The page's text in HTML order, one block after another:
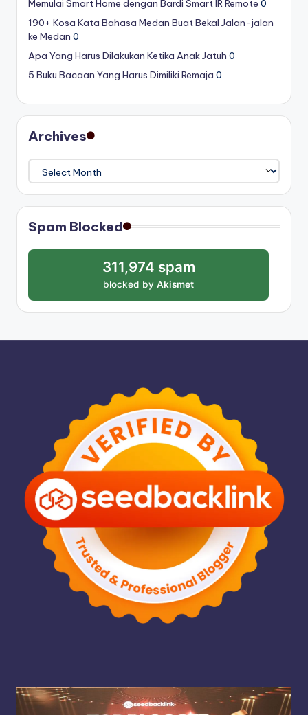
Memulai Smart Home dengan Bardi Smart IR Remote 0
190+ Kosa Kata Bahasa Medan Buat Bekal Jalan-jalan
ke Medan 0
Apa Yang Harus Dilakukan Ketika Anak Jatuh 0
5 Buku Bacaan Yang Harus Dimiliki Remaja 0
Archives
Spam Blocked
311,974 spam
blocked by Akismet